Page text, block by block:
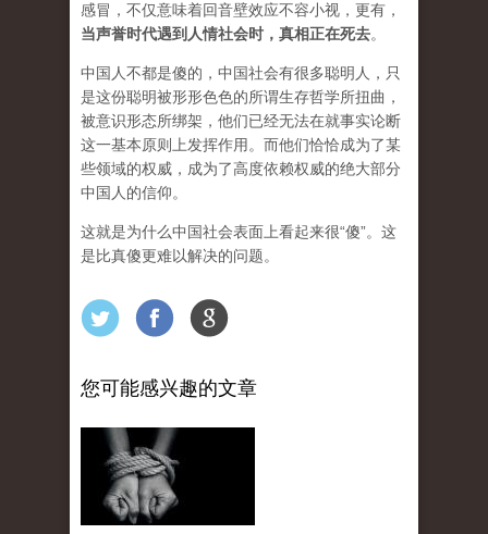
感冒，不仅意味着回音壁效应不容小视，更有，
当声誉时代遇到人情社会时，真相正在死去。
中国人不都是傻的，中国社会有很多聪明人，只
是这份聪明被形形色色的所谓生存哲学所扭曲，
被意识形态所绑架，他们已经无法在就事实论断
这一基本原则上发挥作用。而他们恰恰成为了某
些领域的权威，成为了高度依赖权威的绝大部分
中国人的信仰。
这就是为什么中国社会表面上看起来很“傻”。这
是比真傻更难以解决的问题。
您可能感兴趣的文章